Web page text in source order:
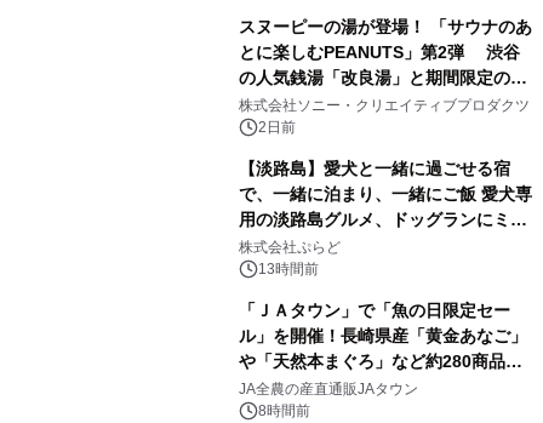
スヌーピーの湯が登場！ 「サウナのあ
とに楽しむPEANUTS」第2弾 渋谷
の人気銭湯「改良湯」と期間限定のコ
ラボレーション サウナイキタイコラ
ボグッズも発売決定！
株式会社ソニー・クリエイティブプロダクツ
2日前
【淡路島】愛犬と一緒に過ごせる宿
で、一緒に泊まり、一緒にご飯 愛犬専
用の淡路島グルメ、ドッグランにミニ
プール グランピングとトレーラーハウ
スの2施設で
株式会社ぷらど
13時間前
「ＪＡタウン」で「魚の日限定セー
ル」を開催！長崎県産「黄金あなご」
や「天然本まぐろ」など約280商品を
販売！～毎月１０日の定例企画～
JA全農の産直通販JAタウン
8時間前